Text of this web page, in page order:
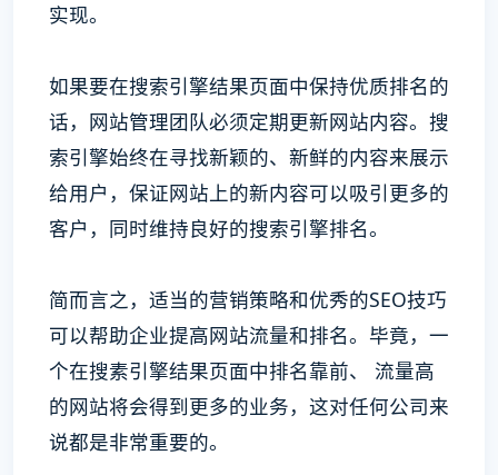
实现。
如果要在搜索引擎结果页面中保持优质排名的
话，网站管理团队必须定期更新网站内容。搜
索引擎始终在寻找新颖的、新鲜的内容来展示
给用户，保证网站上的新内容可以吸引更多的
客户，同时维持良好的搜索引擎排名。
简而言之，适当的营销策略和优秀的SEO技巧
可以帮助企业提高网站流量和排名。毕竟，一
个在搜素引擎结果页面中排名靠前、 流量高
的网站将会得到更多的业务，这对任何公司来
说都是非常重要的。